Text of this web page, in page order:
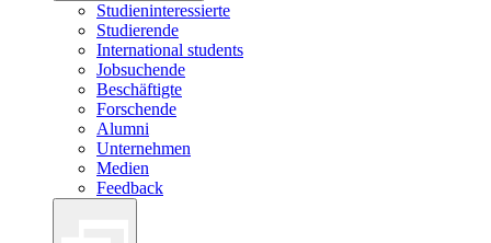
Studieninteressierte
Studierende
International students
Jobsuchende
Beschäftigte
Forschende
Alumni
Unternehmen
Medien
Feedback